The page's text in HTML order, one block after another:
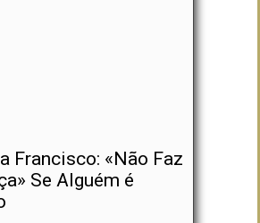
Francisco: «Não Faz
Se Alguém é